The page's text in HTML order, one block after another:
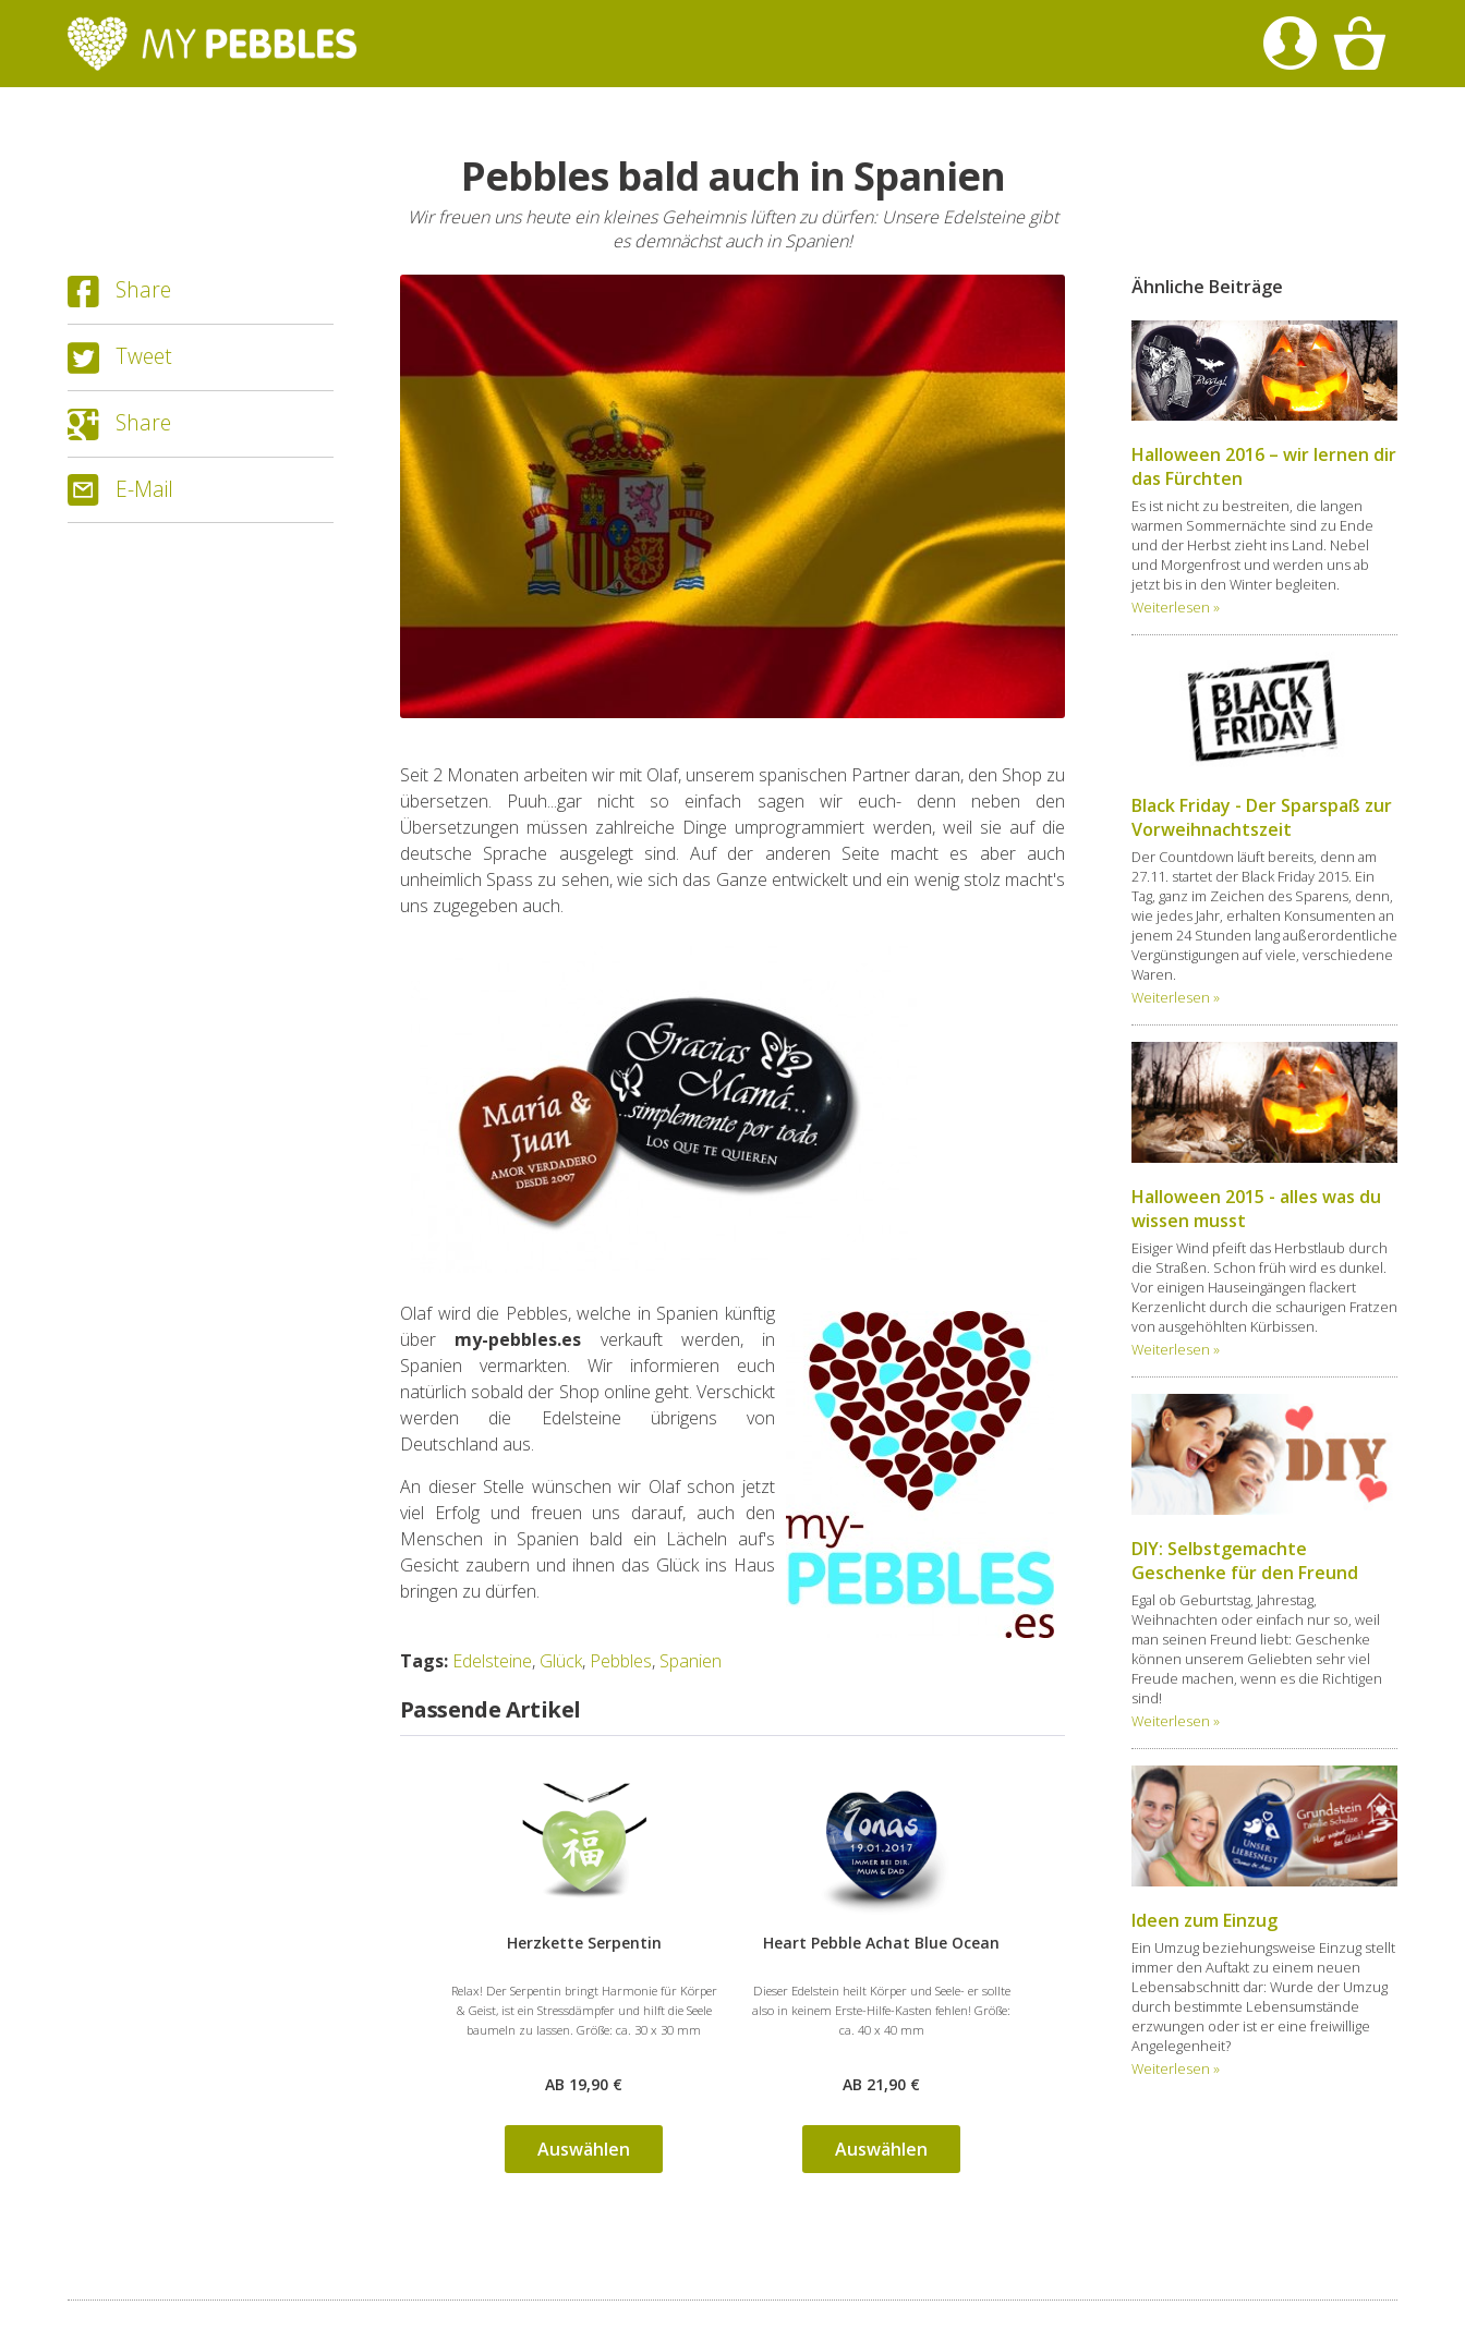
Pebbles bald auch in Spanien
Wir freuen uns heute ein kleines Geheimnis lüften zu dürfen: Unsere Edelsteine gibt
es demnächst auch in Spanien!
Share
Tweet
Share
E-Mail
Seit 2 Monaten arbeiten wir mit Olaf, unserem spanischen Partner daran, den Shop zu
übersetzen. Puuh...gar nicht so einfach sagen wir euch- denn neben den
Übersetzungen müssen zahlreiche Dinge umprogrammiert werden, weil sie auf die
deutsche Sprache ausgelegt sind. Auf der anderen Seite macht es aber auch
unheimlich Spass zu sehen, wie sich das Ganze entwickelt und ein wenig stolz macht's
uns zugegeben auch.
Olaf wird die Pebbles, welche in Spanien künftig
über my-pebbles.es verkauft werden, in
Spanien vermarkten. Wir informieren euch
natürlich sobald der Shop online geht. Verschickt
werden die Edelsteine übrigens von
Deutschland aus.
An dieser Stelle wünschen wir Olaf schon jetzt
viel Erfolg und freuen uns darauf, auch den
Menschen in Spanien bald ein Lächeln auf's
Gesicht zaubern und ihnen das Glück ins Haus
bringen zu dürfen.
Tags: Edelsteine, Glück, Pebbles, Spanien
Passende Artikel
Herzkette Serpentin
Relax! Der Serpentin bringt Harmonie für Körper
& Geist, ist ein Stressdämpfer und hilft die Seele
baumeln zu lassen. Größe: ca. 30 x 30 mm
AB 19,90 €
Auswählen
Heart Pebble Achat Blue Ocean
Dieser Edelstein heilt Körper und Seele- er sollte
also in keinem Erste-Hilfe-Kasten fehlen! Größe:
ca. 40 x 40 mm
AB 21,90 €
Auswählen
Ähnliche Beiträge
Halloween 2016 – wir lernen dir
das Fürchten
Es ist nicht zu bestreiten, die langen
warmen Sommernächte sind zu Ende
und der Herbst zieht ins Land. Nebel
und Morgenfrost und werden uns ab
jetzt bis in den Winter begleiten.
Weiterlesen »
Black Friday - Der Sparspaß zur
Vorweihnachtszeit
Der Countdown läuft bereits, denn am
27.11. startet der Black Friday 2015. Ein
Tag, ganz im Zeichen des Sparens, denn,
wie jedes Jahr, erhalten Konsumenten an
jenem 24 Stunden lang außerordentliche
Vergünstigungen auf viele, verschiedene
Waren.
Weiterlesen »
Halloween 2015 - alles was du
wissen musst
Eisiger Wind pfeift das Herbstlaub durch
die Straßen. Schon früh wird es dunkel.
Vor einigen Hauseingängen flackert
Kerzenlicht durch die schaurigen Fratzen
von ausgehöhlten Kürbissen.
Weiterlesen »
DIY: Selbstgemachte
Geschenke für den Freund
Egal ob Geburtstag, Jahrestag,
Weihnachten oder einfach nur so, weil
man seinen Freund liebt: Geschenke
können unserem Geliebten sehr viel
Freude machen, wenn es die Richtigen
sind!
Weiterlesen »
Ideen zum Einzug
Ein Umzug beziehungsweise Einzug stellt
immer den Auftakt zu einem neuen
Lebensabschnitt dar: Wurde der Umzug
durch bestimmte Lebensumstände
erzwungen oder ist er eine freiwillige
Angelegenheit?
Weiterlesen »